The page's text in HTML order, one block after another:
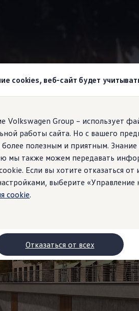
cookies, веб-сайт будет
Volkswagen Group – использует
работы сайта. Но с вашего
полезным и приятным.
мы также можем передавать
Если вы хотите отказаться
выберите
cookie.
Отказаться от всех
ACC и система экстренного